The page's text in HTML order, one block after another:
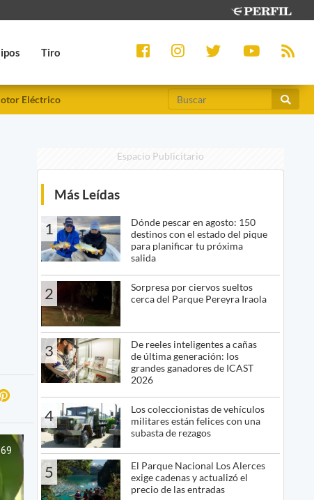
Tiro
Eléctrico
Espacio Publicitario
Más Leídas
1
Dónde pescar en agosto: 150
destinos con el estado del pique
para planificar tu próxima
salida
2
Sorpresa por ciervos sueltos
cerca del Parque Pereyra Iraola
3
De reeles inteligentes a cañas
de última generación: los
grandes ganadores de ICAST
2026
4
Los coleccionistas de vehículos
militares están felices con una
subasta de rezagos
5
El Parque Nacional Los Alerces
exige cadenas y actualizó el
precio de las entradas